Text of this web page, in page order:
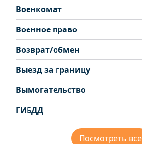
Военкомат
Военное право
Возврат/обмен
Выезд за границу
Вымогательство
ГИБДД
Посмотреть все